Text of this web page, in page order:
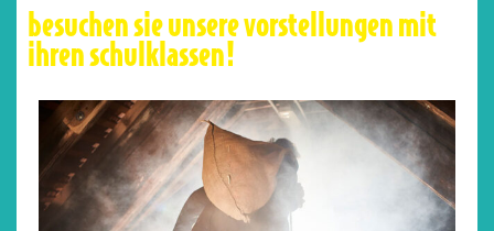
besuchen sie unsere vorstellungen mit
ihren schulklassen!